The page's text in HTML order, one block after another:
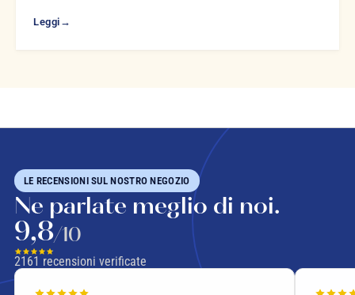
Leggi →
LE RECENSIONI SUL NOSTRO NEGOZIO
Ne parlate meglio di noi.
9,8/10
2161 recensioni verificate